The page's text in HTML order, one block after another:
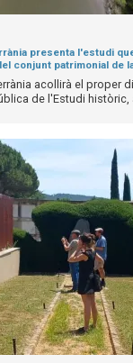
presenta l'estudi
conjunt patrimonial de
acollirà el proper
de l'Estudi històric,